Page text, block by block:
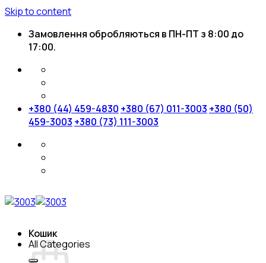
Skip to content
Замовлення обробляються в ПН-ПТ з 8:00 до
17:00.
+380 (44) 459-4830 +380 (67) 011-3003 +380 (50)
459-3003 +380 (73) 111-3003
Кошик
All Categories